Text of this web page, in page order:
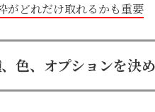
がどれだけ取れるかも重要
色、オプションを決